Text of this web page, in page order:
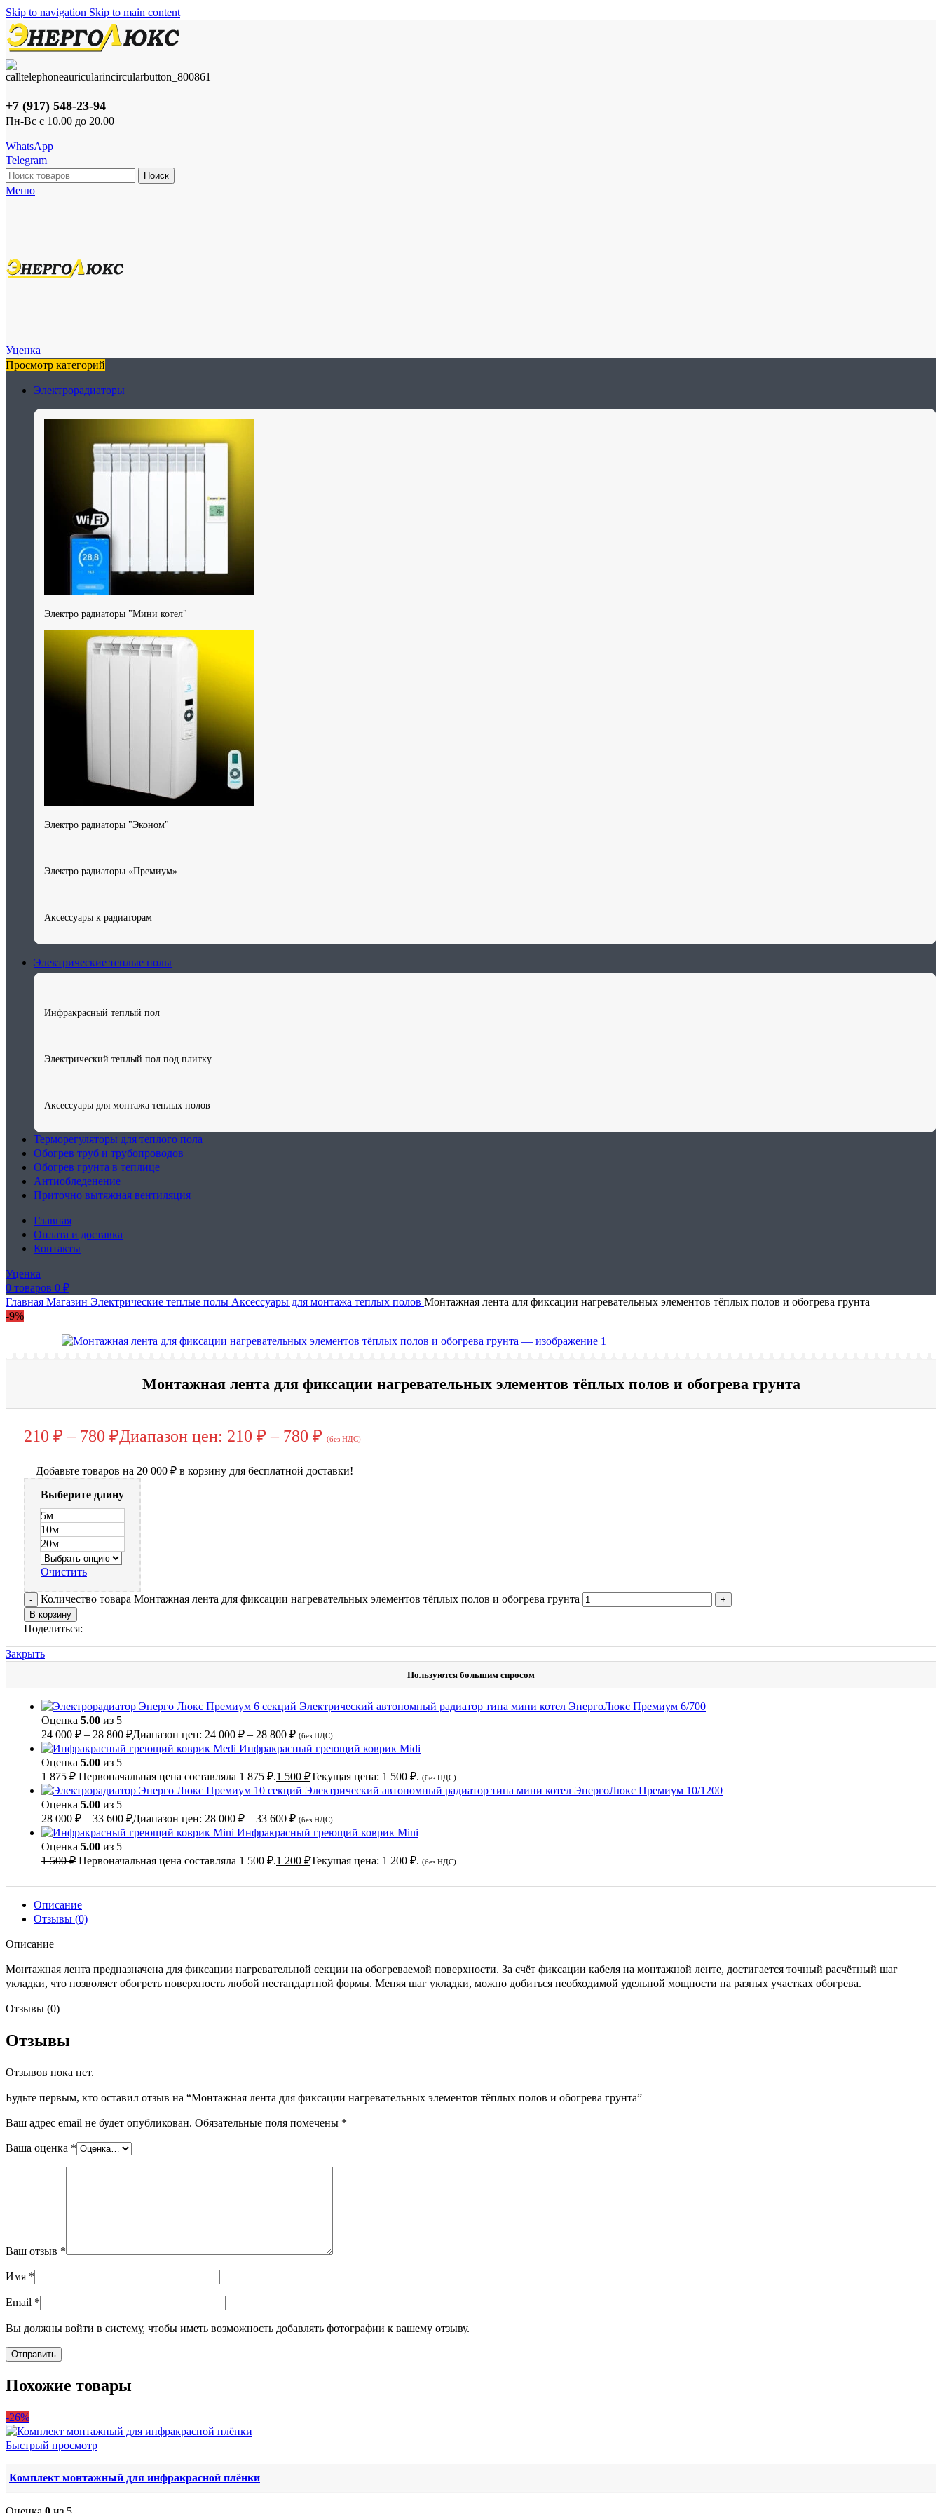
Skip to navigation Skip to main content
+7 (917) 548-23-94
Пн-Вс с 10.00 до 20.00
WhatsApp
Telegram
Поиск
Меню
Уценка
Просмотр категорий
Электрорадиаторы
Электро радиаторы "Мини котел"
Электро радиаторы "Эконом"
Электро радиаторы «Премиум»
Аксессуары к радиаторам
Электрические теплые полы
Инфракрасный теплый пол
Электрический теплый пол под плитку
Аксессуары для монтажа теплых полов
Терморегуляторы для теплого пола
Обогрев труб и трубопроводов
Обогрев грунта в теплице
Антиобледенение
Приточно вытяжная вентиляция
Главная
Оплата и доставка
Контакты
Уценка
0 товаров 0 ₽
Главная Магазин Электрические теплые полы Аксессуары для монтажа теплых полов Монтажная лента для фиксации нагревательных элементов тёплых полов и обогрева грунта
-9%
Монтажная лента для фиксации нагревательных элементов тёплых полов и обогрева грунта
210 ₽ – 780 ₽Диапазон цен: 210 ₽ – 780 ₽ (без НДС)
Добавьте товаров на 20 000 ₽ в корзину для бесплатной доставки!
Выберите длину
5м
10м
20м
Очистить
Количество товара Монтажная лента для фиксации нагревательных элементов тёплых полов и обогрева грунта
В корзину
Поделиться:
Закрыть
Пользуются большим спросом
Электрический автономный радиатор типа мини котел ЭнергоЛюкс Премиум 6/700
Оценка 5.00 из 5
24 000 ₽ – 28 800 ₽Диапазон цен: 24 000 ₽ – 28 800 ₽ (без НДС)
Инфракрасный греющий коврик Midi
Оценка 5.00 из 5
1 875₽ Первоначальная цена составляла 1 875 ₽.1 500 ₽Текущая цена: 1 500 ₽. (без НДС)
Электрический автономный радиатор типа мини котел ЭнергоЛюкс Премиум 10/1200
Оценка 5.00 из 5
28 000 ₽ – 33 600 ₽Диапазон цен: 28 000 ₽ – 33 600 ₽ (без НДС)
Инфракрасный греющий коврик Mini
Оценка 5.00 из 5
1 500₽ Первоначальная цена составляла 1 500 ₽.1 200 ₽Текущая цена: 1 200 ₽. (без НДС)
Описание
Отзывы (0)
Описание
Монтажная лента предназначена для фиксации нагревательной секции на обогреваемой поверхности. За счёт фиксации кабеля на монтажной ленте, достигается точный расчётный шаг
укладки, что позволяет обогреть поверхность любой нестандартной формы. Меняя шаг укладки, можно добиться необходимой удельной мощности на разных участках обогрева.
Отзывы (0)
Отзывы
Отзывов пока нет.
Будьте первым, кто оставил отзыв на “Монтажная лента для фиксации нагревательных элементов тёплых полов и обогрева грунта”
Ваш адрес email не будет опубликован. Обязательные поля помечены *
Ваша оценка *
Ваш отзыв *
Имя *
Email *
Вы должны войти в систему, чтобы иметь возможность добавлять фотографии к вашему отзыву.
Похожие товары
-26%
Быстрый просмотр
Комплект монтажный для инфракрасной плёнки